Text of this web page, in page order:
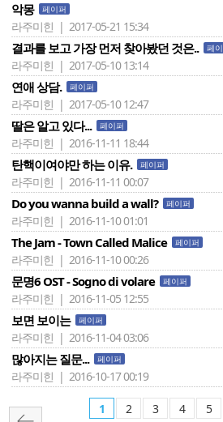
악몽 페이퍼
라주미힌 | 2017-05-21 15:34
결과를 보고 가장 먼저 찾아봤던 것은.. 페
라주미힌 | 2017-05-10 13:14
연애 상담. 페이퍼
라주미힌 | 2017-05-10 12:47
딸은 알고 있다... 페이퍼
라주미힌 | 2016-11-11 18:44
탄핵이여야만 하는 이유. 페이퍼
라주미힌 | 2016-11-11 00:07
Do you wanna build a wall? 페이퍼
라주미힌 | 2016-11-10 01:01
The Jam - Town Called Malice 페이퍼
라주미힌 | 2016-11-10 00:26
문명6 OST - Sogno di volare 페이퍼
라주미힌 | 2016-11-05 12:55
보면 보이는 페이퍼
라주미힌 | 2016-11-04 03:06
많아지는 질문... 페이퍼
라주미힌 | 2016-10-17 00:19
1 2 3 4 5